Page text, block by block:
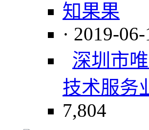
知果果
· 2019-06-
深圳市
技术服务
7,804